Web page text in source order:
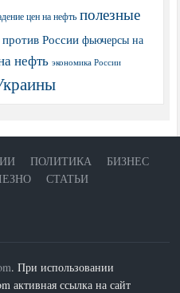
цен на нефть полезные
России фьючерсы на
нефть экономика России
ПОЛИТИКА
БИЗНЕС
СТАТЬИ
. При использовании
активная ссылка на сайт